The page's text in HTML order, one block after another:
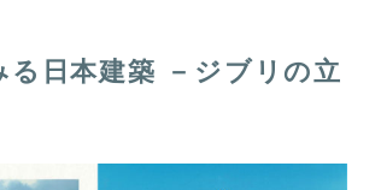
日本建築 －ジブリの立